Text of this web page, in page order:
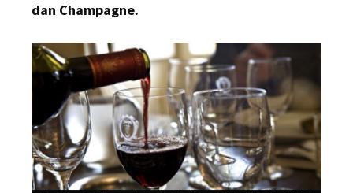
dan Champagne.